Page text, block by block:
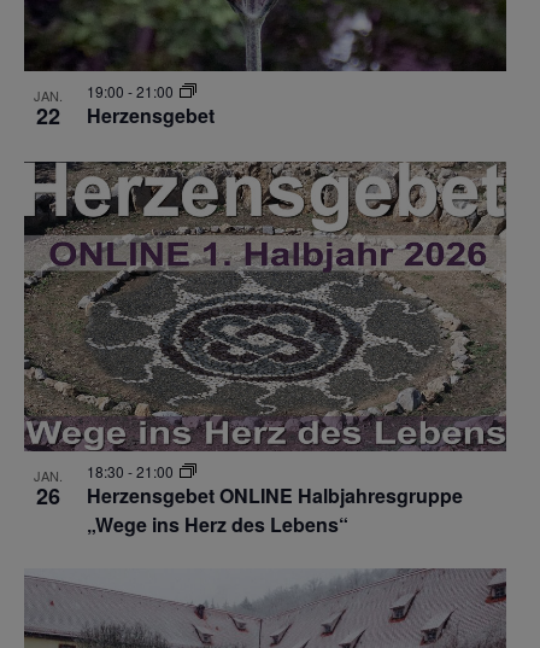
JAN.
22 Herzensgebet
19:00 -21:00
JAN.
26
Herzensgebet ONLINE Halbjahresgruppe
„Wege ins Herz des Lebens“
18:30 -21:00